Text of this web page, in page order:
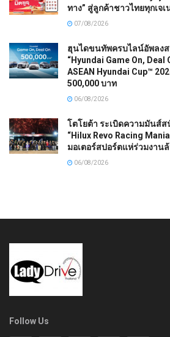
ทาง” สู่ลูกค้าชาวไทยทุกเจเ
07/08/2026
ฮุนไดขนทัพครบไลน์อัพลง
“Hyundai Game On, Deal
ASEAN Hyundai Cup™
500,000 บาท
06/08/2026
โตโยต้า ระเบิดความมันส์
“Hilux Revo Racing
มอเตอร์สปอร์ตแห่ร่วมงาน
06/08/2026
Follow Us